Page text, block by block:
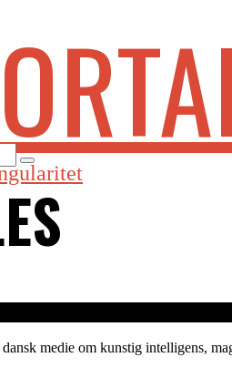
medie om kunstig intelligens,